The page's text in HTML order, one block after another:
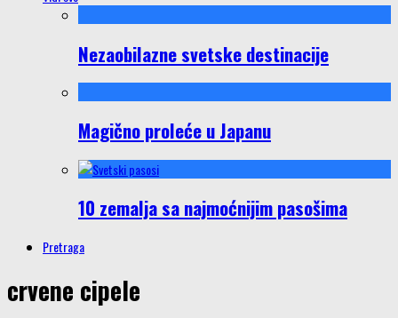
Nezaobilazne svetske destinacije
Magično proleće u Japanu
10 zemalja sa najmoćnijim pasošima
Pretraga
crvene cipele